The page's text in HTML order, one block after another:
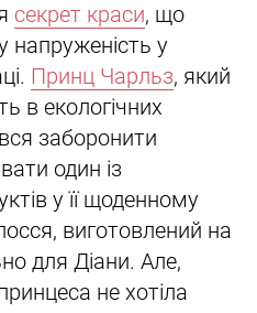
секрет краси, що
напруженість у
Принц Чарльз, який
в екологічних
заборонити
один із
у її щоденному
виготовлений на
для Діани. Але,
не хотіла